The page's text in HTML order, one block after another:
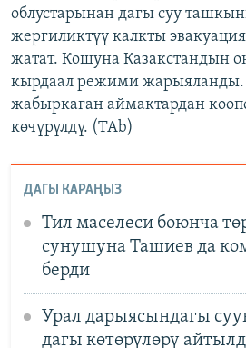
облустарынан дагы суу
жергиликтүү калкты
жатат. Кошуна Казакстандын
кырдаал режими
жабыркаган аймактардан
көчүрүлдү. (TAb)
ДАГЫ КАРАҢЫЗ
Тил маселеси боюнча
сунушуна Ташиев да
берди
Урал дарыясындагы
дагы көтөрүлөрү